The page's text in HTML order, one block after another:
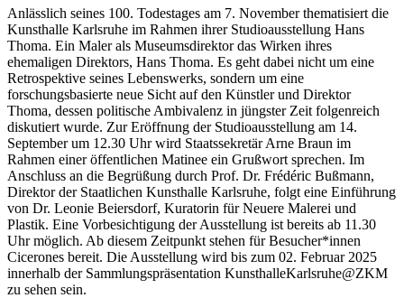
Buchtipps von Prof. Uli Rothfuss
Anlässlich seines 100. Todestages am 7. November thematisiert die
Kunsthalle Karlsruhe im Rahmen ihrer Studioausstellung Hans
Thoma. Ein Maler als Museumsdirektor das Wirken ihres
ehemaligen Direktors, Hans Thoma. Es geht dabei nicht um eine
Retrospektive seines Lebenswerks, sondern um eine
forschungsbasierte neue Sicht auf den Künstler und Direktor
Thoma, dessen politische Ambivalenz in jüngster Zeit folgenreich
diskutiert wurde. Zur Eröffnung der Studioausstellung am 14.
September um 12.30 Uhr wird Staatssekretär Arne Braun im
Rahmen einer öffentlichen Matinee ein Grußwort sprechen. Im
Anschluss an die Begrüßung durch Prof. Dr. Frédéric Bußmann,
Direktor der Staatlichen Kunsthalle Karlsruhe, folgt eine Einführung
von Dr. Leonie Beiersdorf, Kuratorin für Neuere Malerei und
Plastik. Eine Vorbesichtigung der Ausstellung ist bereits ab 11.30
Uhr möglich. Ab diesem Zeitpunkt stehen für Besucher*innen
Cicerones bereit. Die Ausstellung wird bis zum 02. Februar 2025
innerhalb der Sammlungspräsentation KunsthalleKarlsruhe@ZKM
zu sehen sein.